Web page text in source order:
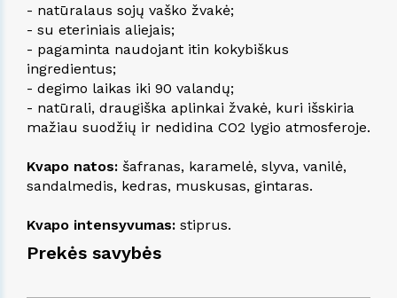
Prekės savybės
- natūralaus sojų vaško žvakė;
- su eteriniais aliejais;
- pagaminta naudojant itin kokybiškus
ingredientus;
- degimo laikas iki 90 valandų;
- natūrali, draugiška aplinkai žvakė, kuri išskiria
mažiau suodžių ir nedidina CO2 lygio atmosferoje.
Kvapo natos: šafranas, karamelė, slyva, vanilė,
sandalmedis, kedras, muskusas, gintaras.
Kvapo intensyvumas: stiprus.